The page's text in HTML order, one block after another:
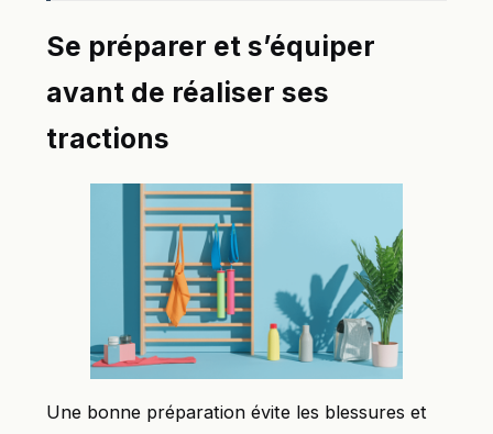
Se préparer et s’équiper
avant de réaliser ses
tractions
Une bonne préparation évite les blessures et